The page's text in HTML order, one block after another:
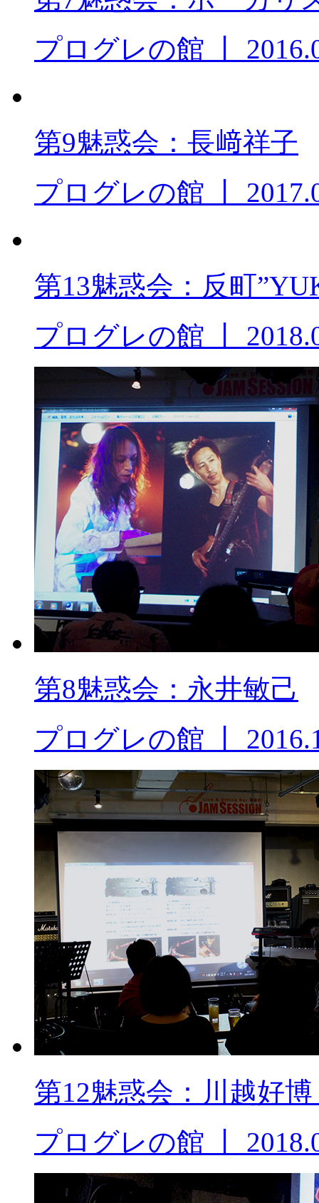
プログレの館
第9魅惑会：長﨑祥子
プログレの館
第13魅惑会：反町
プログレの館
第8魅惑会：永井敏己
プログレの館
第12魅惑会：川越好
プログレの館